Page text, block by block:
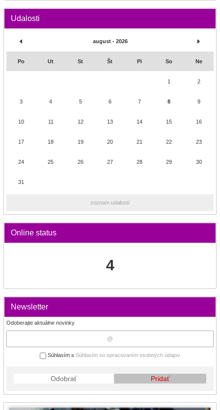
Udalosti
august - 2026
Po Ut St Št Pi So Ne
1 2
3 4 5 6 7 8 9
10 11 12 13 14 15 16
17 18 19 20 21 22 23
24 25 26 27 28 29 30
31
zoznam udalostí
Online status
4
Newsletter
Odoberajte aktuálne novinky
Súhlasím s Súhlasím so spracovaním osobných údajov
Odobrať Pridať